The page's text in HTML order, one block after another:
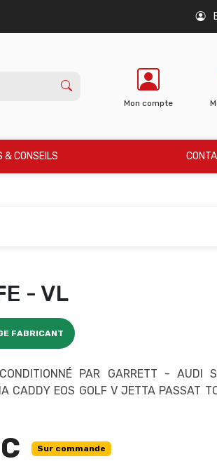
Mon compte
& CONSEILS
- VL
FABRICANT
PAR GARRETT - AUDI
CADDY EOS GOLF V JETTA PASSAT
Sur commande